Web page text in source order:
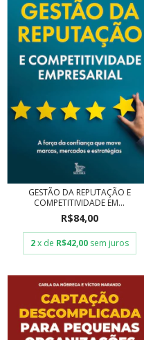
GESTÃO DA REPUTAÇÃO E
COMPETITIVIDADE EM...
R$84,00
2 x de R$42,00 sem juros